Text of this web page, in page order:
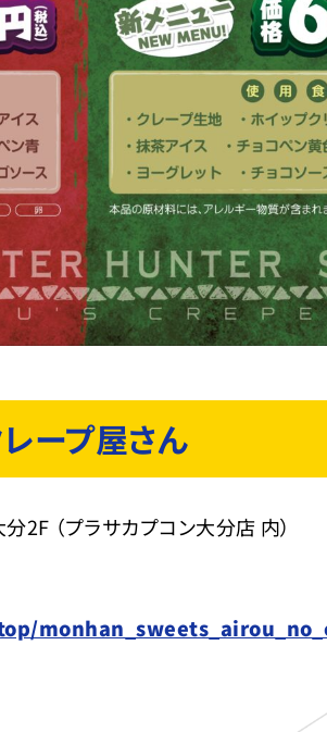
ープ屋さん
（プラサカプコン大分店 内）